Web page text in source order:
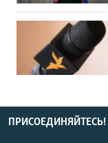
ПРИСОЕДИНЯЙТЕСЬ!